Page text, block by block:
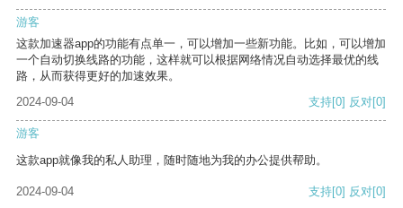
游客
这款加速器app的功能有点单一，可以增加一些新功能。比如，可以增加
一个自动切换线路的功能，这样就可以根据网络情况自动选择最优的线
路，从而获得更好的加速效果。
2024-09-04
支持[0] 反对[0]
游客
这款app就像我的私人助理，随时随地为我的办公提供帮助。
2024-09-04 支持[0] 反对[0]